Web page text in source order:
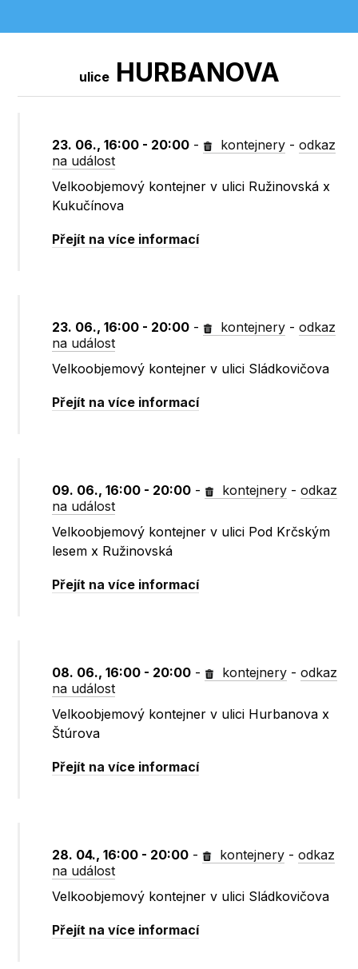
uliceHURBANOVA
23. 06., 16:00 - 20:00 - kontejnery -odkaz
na událost
Velkoobjemový kontejner v ulici Ružinovská x
Kukučínova
Přejít na více informací
23. 06., 16:00 - 20:00 - kontejnery -odkaz
na událost
Velkoobjemový kontejner v ulici Sládkovičova
Přejít na více informací
09. 06., 16:00 - 20:00 - kontejnery -odkaz
na událost
Velkoobjemový kontejner v ulici Pod Krčským
lesem x Ružinovská
Přejít na více informací
08. 06., 16:00 - 20:00 - kontejnery -odkaz
na událost
Velkoobjemový kontejner v ulici Hurbanova x
Štúrova
Přejít na více informací
28. 04., 16:00 - 20:00 - kontejnery -odkaz
na událost
Velkoobjemový kontejner v ulici Sládkovičova
Přejít na více informací